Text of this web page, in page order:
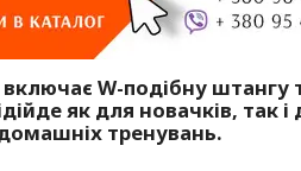
W-подібну штангу
як для новачків, так
тренувань.